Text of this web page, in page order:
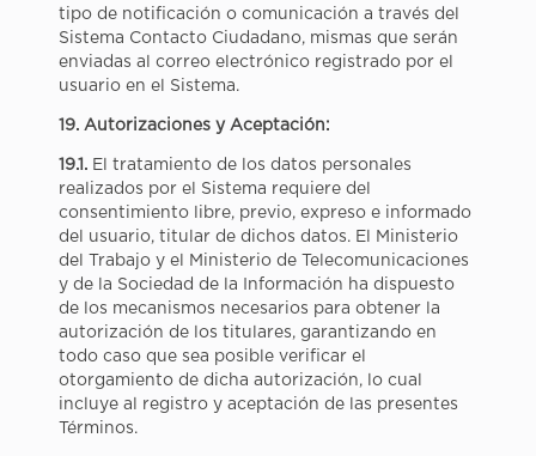
tipo de notificación o comunicación a través del
Sistema Contacto Ciudadano, mismas que serán
enviadas al correo electrónico registrado por el
usuario en el Sistema.
19. Autorizaciones y Aceptación:
19.1.El tratamiento de los datos personales
realizados por el Sistema requiere del
consentimiento libre, previo, expreso e informado
del usuario, titular de dichos datos. El Ministerio
del Trabajo y el Ministerio de Telecomunicaciones
y de la Sociedad de la Información ha dispuesto
de los mecanismos necesarios para obtener la
autorización de los titulares, garantizando en
todo caso que sea posible verificar el
otorgamiento de dicha autorización, lo cual
incluye al registro y aceptación de las presentes
Términos.